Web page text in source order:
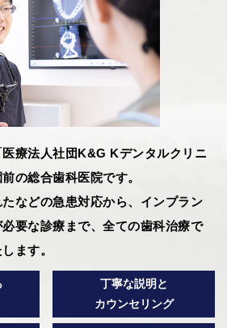
療法人社団K&G Kデンタルクリニ
の総合歯科医院です。
などの急患対応から、インプラン
要な診療まで、全ての歯科治療で
ます。
丁寧な説明と
カウンセリング